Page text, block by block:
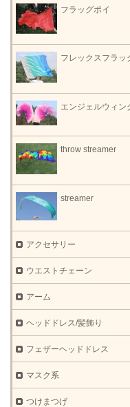
フラッグポイ
フレックスフラッ
エンジェルウィン
throw streamer
streamer
アクセサリー
ウエストチェーン
アーム
ヘッドドレス/髪飾り
フェザーヘッドドレス
マスク系
つけまつげ